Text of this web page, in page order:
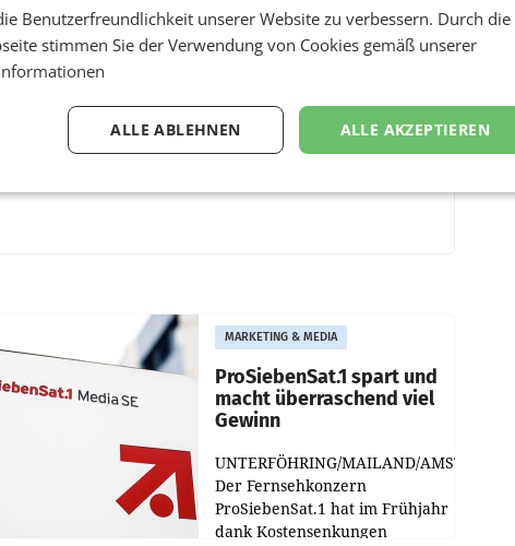
MARKETING & MEDIA
ProSiebenSat.1 spart und
macht überraschend viel
Gewinn
UNTERFÖHRING/MAILAND/AMSTERDAM.
Der Fernsehkonzern
ProSiebenSat.1 hat im Frühjahr
dank Kostensenkungen
Benutzerfreundlichkeit unserer Website zu verbessern. Durch die
stimmen Sie der Verwendung von Cookies gemäß unserer
ALLE AKZEPTIEREN
ALLE ABLEHNEN